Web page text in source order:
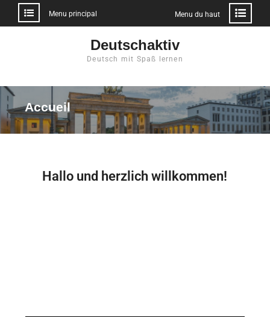
Menu principal Menu du haut
Deutschaktiv
Deutsch mit Spaß lernen
Accueil
Hallo und herzlich willkommen!